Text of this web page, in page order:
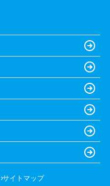
サイトマップ